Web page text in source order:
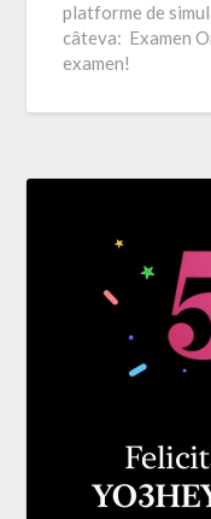
platforme de
câteva: Examen
examen!